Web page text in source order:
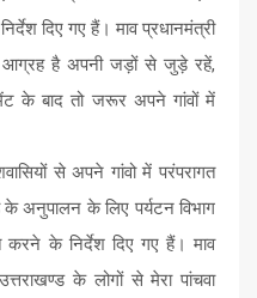
दिए गए हैं। माव प्रधानमंत्री
आग्रह है अपनी जड़ों से जुड़े रहें,
के बाद तो जरूर अपने गांवों में
से अपने गांवो में परंपरागत
अनुपालन के लिए पर्यटन विभाग
करने के निर्देश दिए गए हैं। माव
के लोगों से मेरा पांचवा